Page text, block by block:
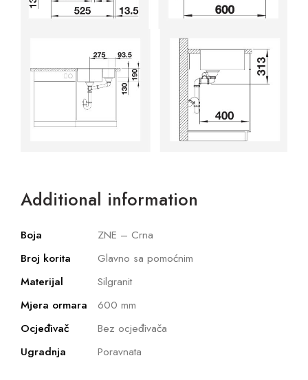
Additional information
Boja
ZNE – Crna
Broj korita
Glavno sa pomoćnim
Materijal
Silgranit
Mjera ormara
600 mm
Ocjeđivač
Bez ocjeđivača
Ugradnja
Poravnata